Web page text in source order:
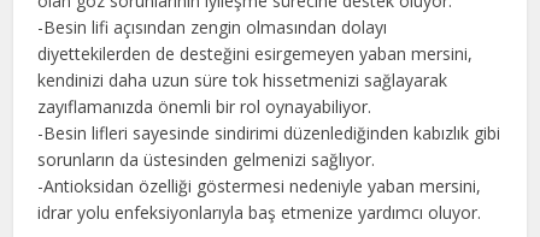
-Besin lifi açısından zengin olmasından dolayı
diyettekilerden de desteğini esirgemeyen yaban mersini,
kendinizi daha uzun süre tok hissetmenizi sağlayarak
zayıflamanızda önemli bir rol oynayabiliyor.
-Besin lifleri sayesinde sindirimi düzenlediğinden kabızlık gibi
sorunların da üstesinden gelmenizi sağlıyor.
-Antioksidan özelliği göstermesi nedeniyle yaban mersini,
idrar yolu enfeksiyonlarıyla baş etmenize yardımcı oluyor.